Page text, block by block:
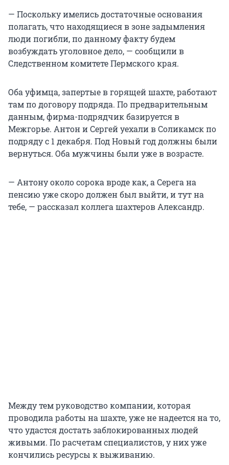
— Поскольку имелись достаточные основания
полагать, что находящиеся в зоне задымления
люди погибли, по данному факту будем
возбуждать уголовное дело, — сообщили в
Следственном комитете Пермского края.
Оба уфимца, запертые в горящей шахте, работают
там по договору подряда. По предварительным
данным, фирма-подрядчик базируется в
Межгорье. Антон и Сергей уехали в Соликамск по
подряду с 1 декабря. Под Новый год должны были
вернуться. Оба мужчины были уже в возрасте.
— Антону около сорока вроде как, а Серега на
пенсию уже скоро должен был выйти, и тут на
тебе, — рассказал коллега шахтеров Александр.
Между тем руководство компании, которая
проводила работы на шахте, уже не надеется на то,
что удастся достать заблокированных людей
живыми. По расчетам специалистов, у них уже
кончились ресурсы к выживанию.